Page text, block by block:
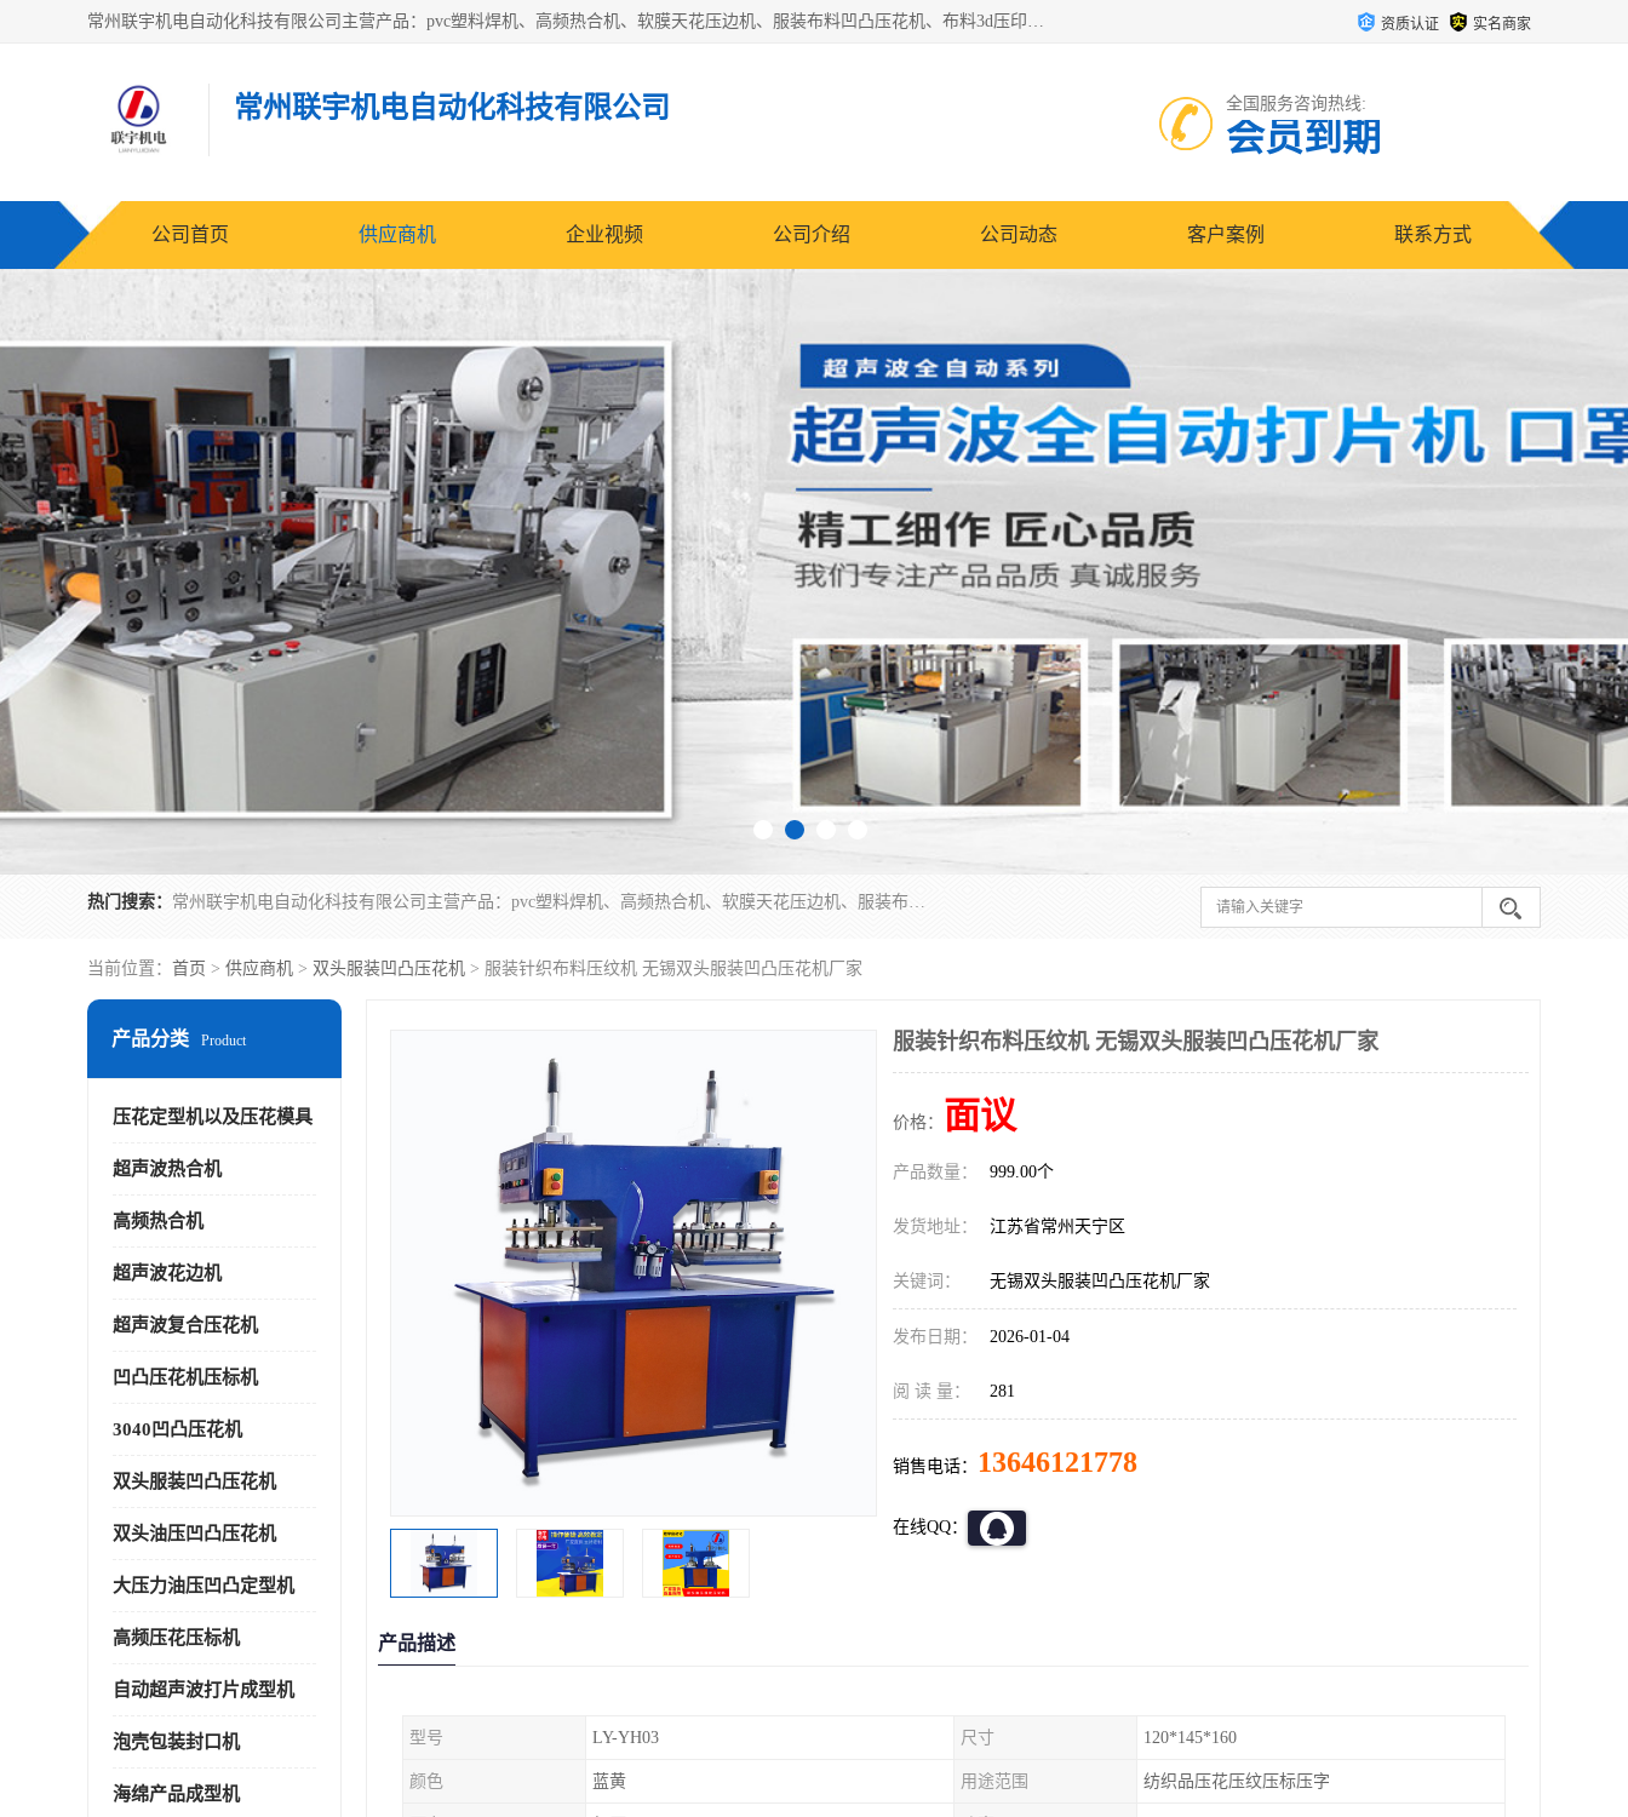
常州联宇机电自动化科技有限公司主营产品：pvc塑料焊机、高频热合机、软膜天花压边机、服装布料凹凸压花机、布料3d压印设备、服装植胶设备、超声波布料花边机、无纺布热合机、全自动压花机。 资质认证 实名商家
常州联宇机电自动化科技有限公司 全国服务咨询热线:
会员到期
公司首页 供应商机 企业视频 公司介绍 公司动态 客户案例 联系方式
热门搜索： 常州联宇机电自动化科技有限公司主营产品：pvc塑料焊机、高频热合机、软膜天花压边机、服装布料凹凸压花机、布料3d压印设备、服装植胶设备、超声波布料花边机、无纺布热合机、全自动压花机。
当前位置： 首页 > 供应商机 > 双头服装凹凸压花机 > 服装针织布料压纹机 无锡双头服装凹凸压花机厂家
产品分类 Product
压花定型机以及压花模具
超声波热合机
高频热合机
超声波花边机
超声波复合压花机
凹凸压花机压标机
3040凹凸压花机
双头服装凹凸压花机
双头油压凹凸压花机
大压力油压凹凸定型机
高频压花压标机
自动超声波打片成型机
泡壳包装封口机
海绵产品成型机
服装针织布料压纹机 无锡双头服装凹凸压花机厂家
价格： 面议
产品数量： 999.00个
发货地址： 江苏省常州天宁区
关键词： 无锡双头服装凹凸压花机厂家
发布日期： 2026-01-04
阅 读 量： 281
销售电话： 13646121778
在线QQ：
产品描述
型号 LY-YH03 尺寸 120*145*160
颜色 蓝黄 用途范围 纺织品压花压纹压标压字